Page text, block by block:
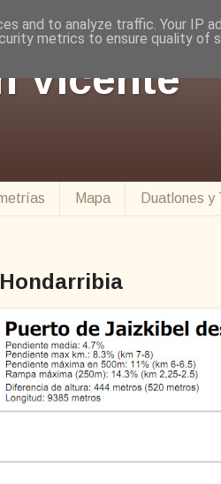
Vicente
Mapa Duatlones y
and to analyze traffic. Your IP
metrics to ensure quality of